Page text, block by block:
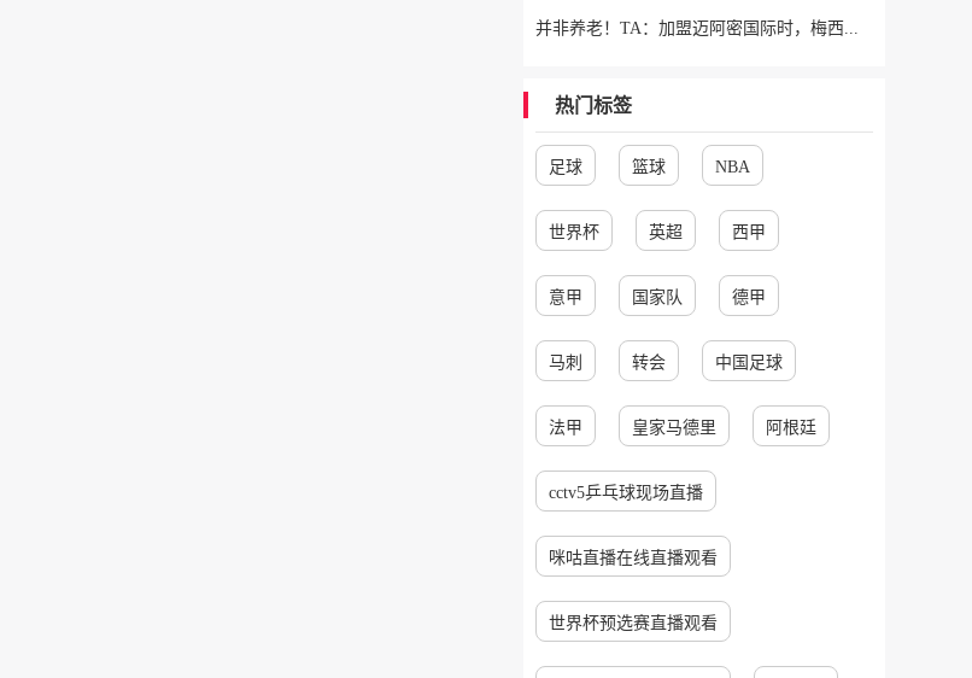
并非养老！TA：加盟迈阿密国际时，梅西问球队总监能赢得哪些奖杯
热门标签
足球 篮球 NBA
世界杯 英超 西甲
意甲 国家队 德甲
马刺 转会 中国足球
法甲 皇家马德里 阿根廷
cctv5乒乓球现场直播
咪咕直播在线直播观看
世界杯预选赛直播观看